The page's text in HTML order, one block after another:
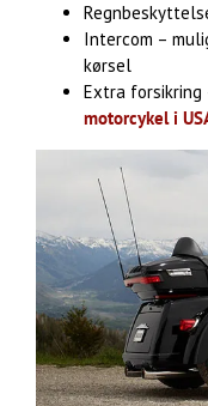
Intercom –
kørsel
Extra forsikring
motorcykel i